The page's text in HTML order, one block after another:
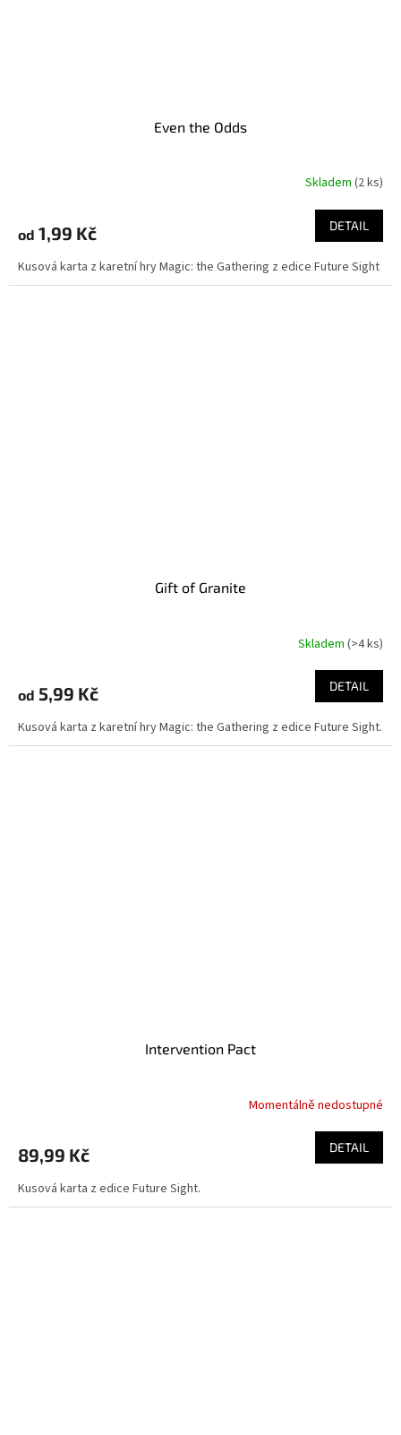
Even the Odds
Skladem (2 ks)
od 1,99 Kč DETAIL
Kusová karta z karetní hry Magic: the Gathering z edice Future Sight
Gift of Granite
Skladem (>4 ks)
od 5,99 Kč DETAIL
Kusová karta z karetní hry Magic: the Gathering z edice Future Sight.
Intervention Pact
Momentálně nedostupné
89,99 Kč DETAIL
Kusová karta z edice Future Sight.